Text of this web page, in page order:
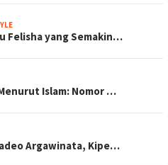
Felisha yang Semakin…
Islam: Nomor …
Argawinata, Kipe…